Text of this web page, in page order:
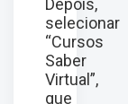
selecionar
“Cursos
Saber
Virtual”,
que